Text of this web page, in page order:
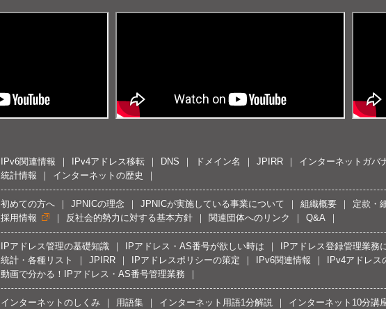
IPv6関連情報 IPv4アドレス移転 DNS ドメイン名 JPIRR インターネットガバ
統計情報
インターネットの歴史
初めての方へ JPNICの理念 JPNICが実施している事業について 組織概要 定款・
採用情報
反社会的勢力に対する基本方針 関連団体へのリンク Q&A
IPアドレス管理の基礎知識 IPアドレス・AS番号が欲しい時は IPアドレス登録管理業務
統計・各種リスト
JPIRR IPアドレスポリシーの策定 IPv6関連情報 IPv4アドレ
動画で分かる！IPアドレス・AS番号管理業務
インターネットのしくみ 用語集 インターネット用語1分解説 インターネット10分講